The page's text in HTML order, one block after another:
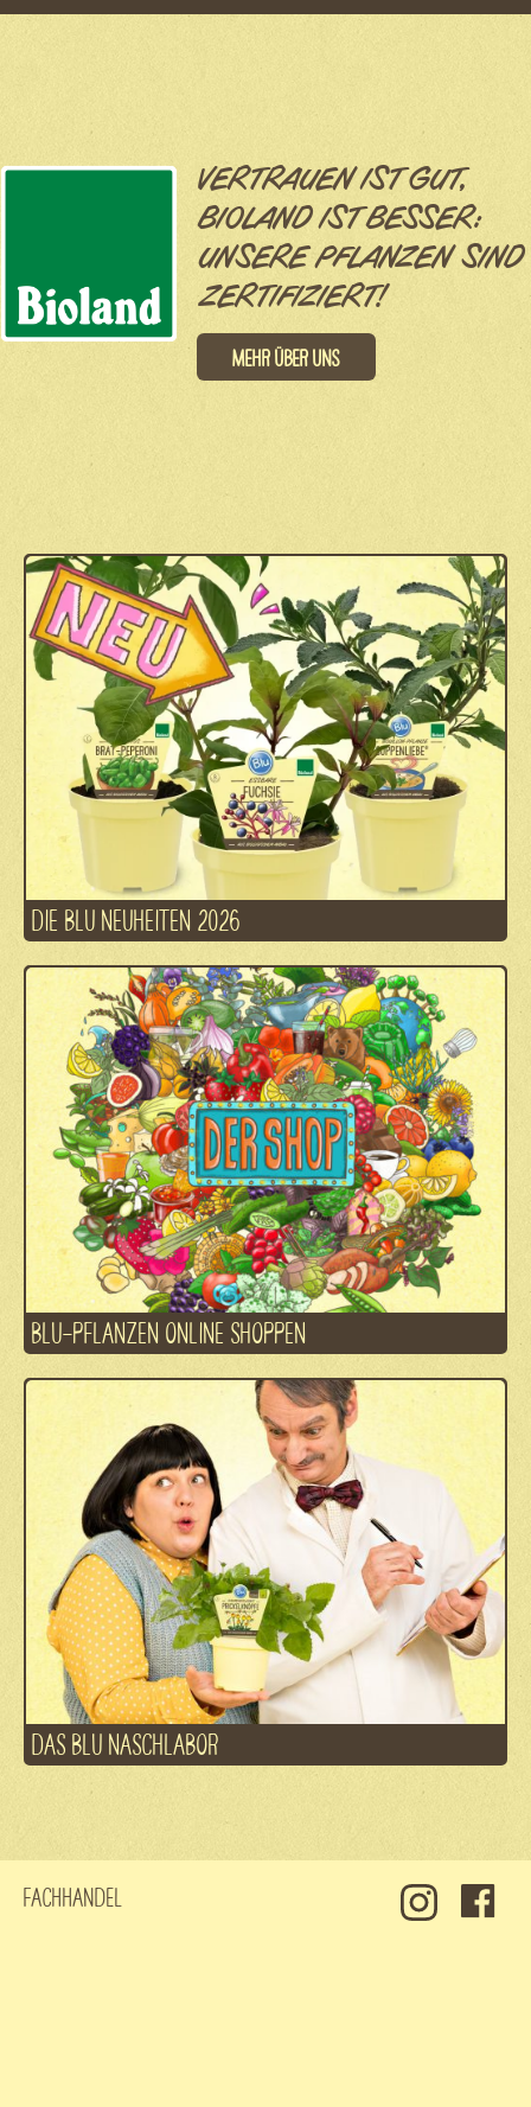
VERTRAUEN IST GUT,
BIOLAND IST BESSER:
UNSERE PFLANZEN SIND
ZERTIFIZIERT!
Mehr über uns
DIE BLU NEUHEITEN 2026
BLU-PFLANZEN ONLINE SHOPPEN
DAS BLU NASCHLABOR
Fachhandel